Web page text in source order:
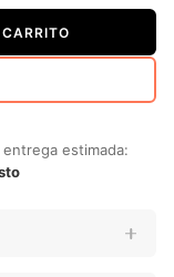
estimada: